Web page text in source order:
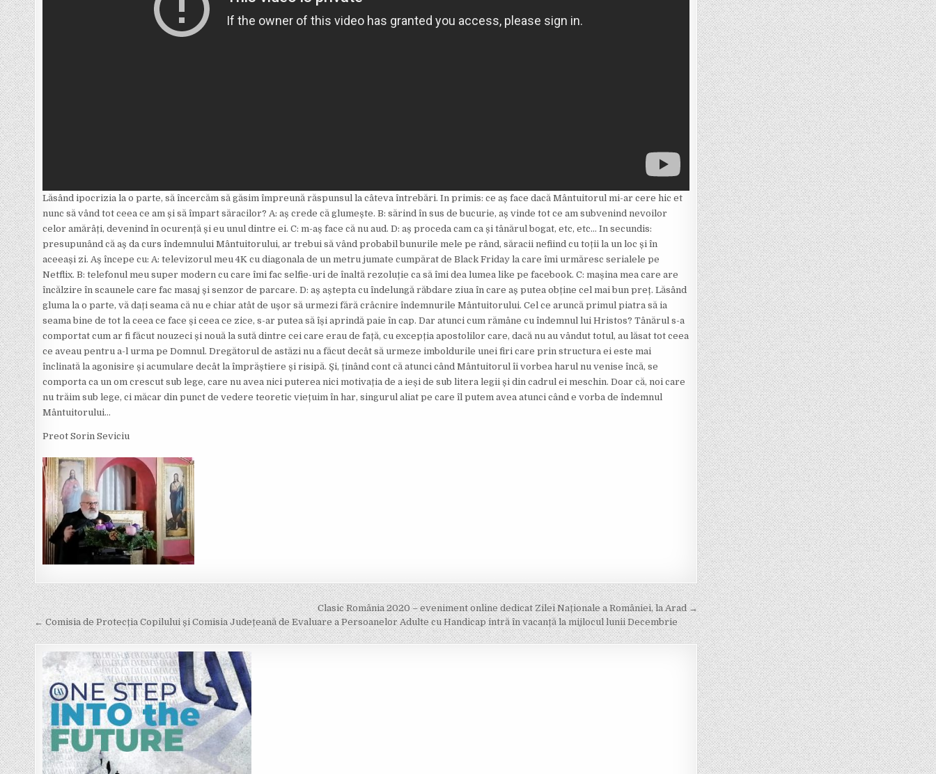
Lăsând ipocrizia la o parte, să încercăm să găsim împreună răspunsul la câteva întrebări. In primis: ce aș face dacă Mântuitorul mi-ar cere hic et
nunc să vând tot ceea ce am și să împart săracilor? A: aș crede că glumește. B: sărind în sus de bucurie, aș vinde tot ce am subvenind nevoilor
celor amărâți, devenind în ocurență și eu unul dintre ei. C: m-aș face că nu aud. D: aș proceda cam ca și tânărul bogat, etc, etc… In secundis:
presupunând că aș da curs îndemnului Mântuitorului, ar trebui să vând probabil bunurile mele pe rând, săracii nefiind cu toții la un loc și în
aceeași zi. Aș începe cu: A: televizorul meu 4K cu diagonala de un metru jumate cumpărat de Black Friday la care îmi urmăresc serialele pe
Netflix. B: telefonul meu super modern cu care îmi fac selfie-uri de înaltă rezoluție ca să îmi dea lumea like pe facebook. C: mașina mea care are
încălzire în scaunele care fac masaj și senzor de parcare. D: aș aștepta cu îndelungă răbdare ziua în care aș putea obține cel mai bun preț. Lăsând
gluma la o parte, vă dați seama că nu e chiar atât de ușor să urmezi fără crâcnire îndemnurile Mântuitorului. Cel ce aruncă primul piatra să ia
seama bine de tot la ceea ce face și ceea ce zice, s-ar putea să își aprindă paie în cap. Dar atunci cum rămâne cu îndemnul lui Hristos? Tânărul s-a
comportat cum ar fi făcut nouzeci și nouă la sută dintre cei care erau de față, cu excepția apostolilor care, dacă nu au vândut totul, au lăsat tot ceea
ce aveau pentru a-l urma pe Domnul. Dregătorul de astăzi nu a făcut decât să urmeze imboldurile unei firi care prin structura ei este mai
înclinată la agonisire și acumulare decât la împrăștiere și risipă. Și, ținând cont că atunci când Mântuitorul îi vorbea harul nu venise încă, se
comporta ca un om crescut sub lege, care nu avea nici puterea nici motivația de a ieși de sub litera legii și din cadrul ei meschin. Doar că, noi care
nu trăim sub lege, ci măcar din punct de vedere teoretic viețuim în har, singurul aliat pe care îl putem avea atunci când e vorba de îndemnul
Mântuitorului…
Preot Sorin Seviciu
Post
navigation
Clasic România 2020 – eveniment online dedicat Zilei Naționale a României, la Arad →
← Comisia de Protecția Copilului și Comisia Județeană de Evaluare a Persoanelor Adulte cu Handicap intră în vacanță la mijlocul lunii Decembrie